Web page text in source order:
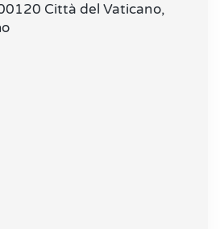
Città del Vaticano,